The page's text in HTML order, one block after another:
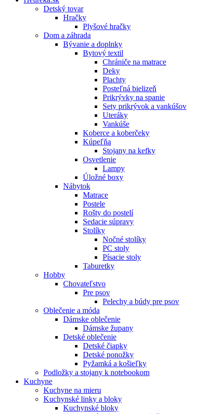
Detský tovar
Hračky
Plyšové hračky
Dom a záhrada
Bývanie a doplnky
Bytový textil
Chrániče na matrace
Deky
Plachty
Posteľná bielizeň
Prikrývky na spanie
Sety prikrývok a vankúšov
Uteráky
Vankúše
Koberce a koberčeky
Kúpeľňa
Stojany na kefky
Osvetlenie
Lampy
Úložné boxy
Nábytok
Matrace
Postele
Rošty do postelí
Sedacie súpravy
Stolíky
Nočné stolíky
PC stoly
Písacie stoly
Taburetky
Hobby
Chovateľstvo
Pre psov
Pelechy a búdy pre psov
Oblečenie a móda
Dámske oblečenie
Dámske župany
Detské oblečenie
Detské čiapky
Detské ponožky
Pyžamká a košieľky
Podložky a stojany k notebookom
Kuchyne
Kuchyne na mieru
Kuchynské linky a bloky
Kuchynské bloky